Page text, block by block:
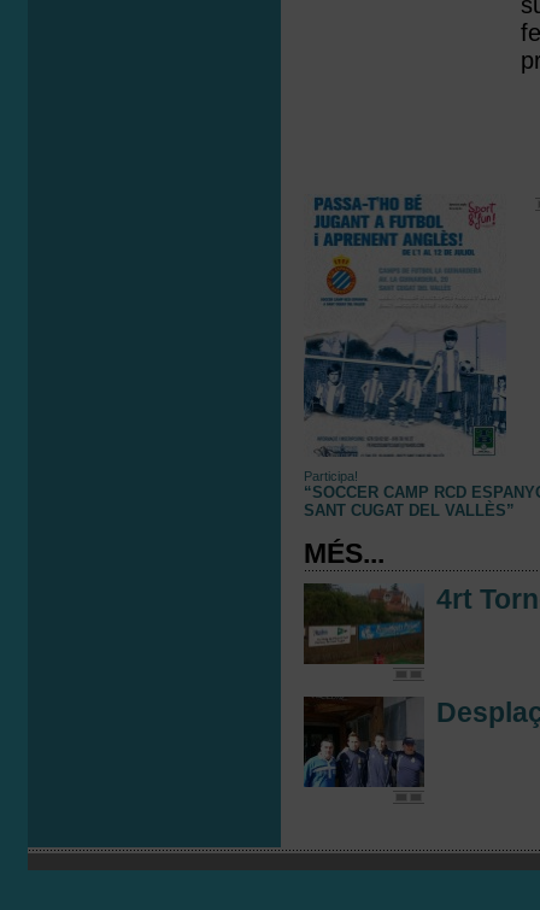
Participa!
“SOCCER CAMP RCD
SANT CUGAT DEL VALLÈS”
MÉS...
4rt